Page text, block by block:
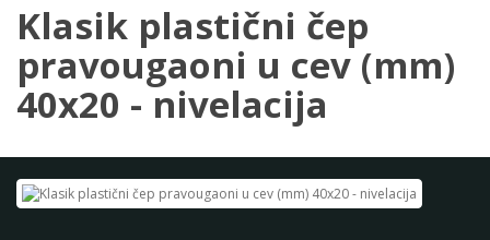
Klasik plastični čep
pravougaoni u cev (mm)
40x20 - nivelacija